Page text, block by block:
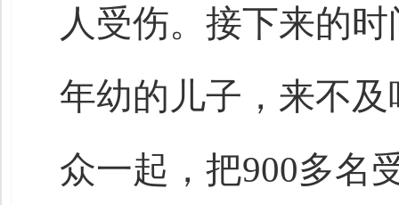
人受伤。接下来的
年幼的儿子，来不
众一起，把900多名